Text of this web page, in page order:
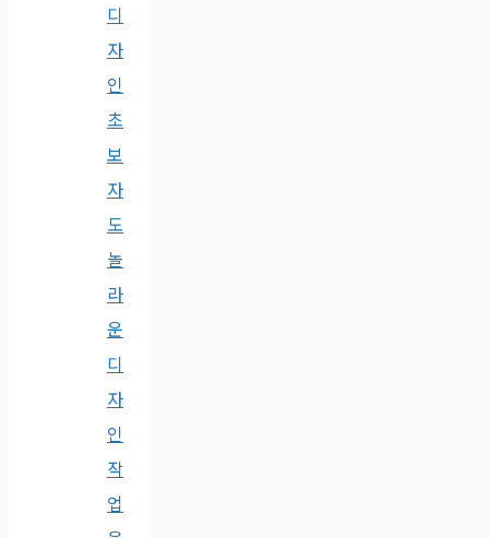
디
자
인
초
보
자
도
놀
라
운
디
자
인
작
업